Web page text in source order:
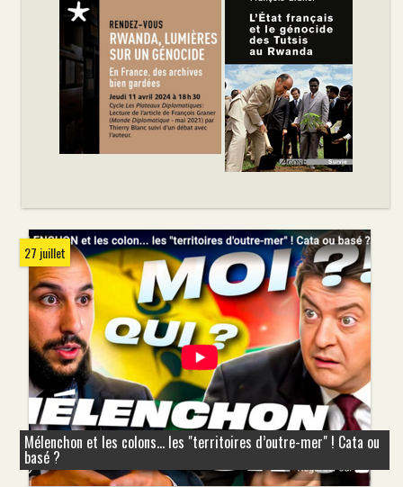
27 juillet
Mélenchon et les colons... les "territoires d’outre-mer" ! Cata ou
basé ?